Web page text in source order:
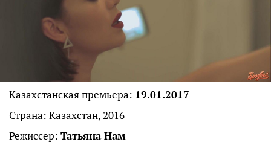
Казахстанская премьера: 19.01.2017
Страна: Казахстан, 2016
Режиссер: Татьяна Нам